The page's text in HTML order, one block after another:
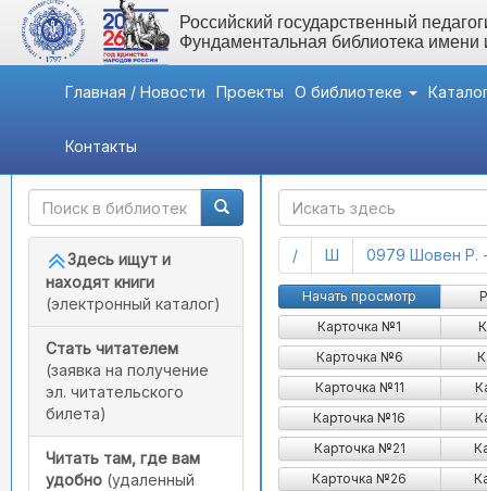
Российский государственный
Фундаментальная библиотека
Главная / Новости Проекты О библиотеке
Контакты
Быстрый доступ
Здесь ищут и
находят книги
(электронный каталог)
Стать читателем
(заявка на получение
эл. читательского
билета)
Читать там, где вам
удобно (удаленный
/(current)
Ш (current)
0979 Шовен Р.
Начать просмотр
Карточка №1
Карточка №6
Карточка №11
Карточка №16
Карточка №21
Карточка №26